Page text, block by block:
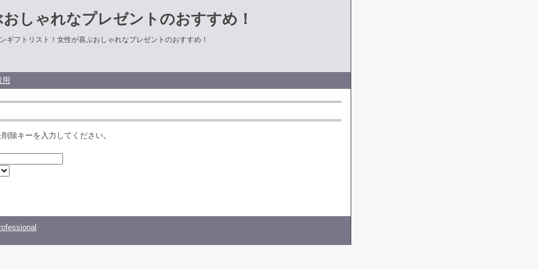
しゃれなプレゼントのおすすめ！
ギフトリスト！女性が喜ぶおしゃれなプレゼントのおすすめ！
用
除キーを入力してください。